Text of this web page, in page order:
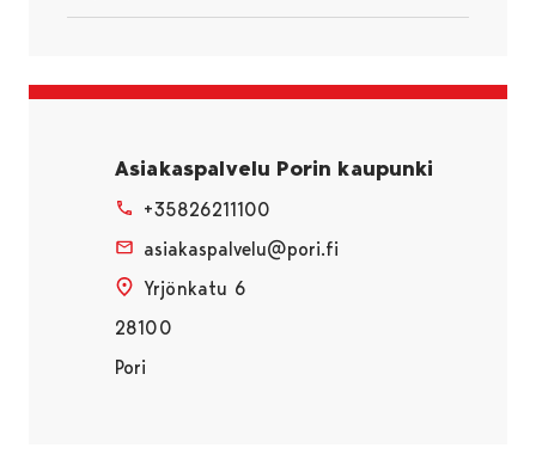
Asiakaspalvelu Porin kaupunki
+35826211100
asiakaspalvelu@pori.fi
Yrjönkatu 6
28100
Pori